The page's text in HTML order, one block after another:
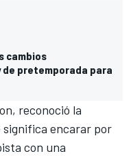
cambios
de pretemporada para
reconoció la
encarar por
con una